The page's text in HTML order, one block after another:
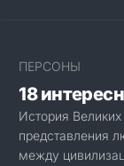
ПЕРСОНЫ
18
История
представления
между